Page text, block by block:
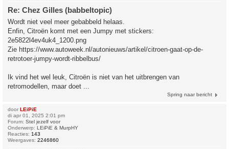
Re: Chez Gilles (babbeltopic)
Wordt niet veel meer gebabbeld helaas.
Enfin, Citroën komt met een Jumpy met stickers:
2e5822l4ev4uk4_1200.png
Zie https://www.autoweek.nl/autonieuws/artikel/citroen-gaat-op-de-
retrotoer-jumpy-wordt-ribbelbus/
Ik vind het wel leuk, Citroën is niet van het uitbrengen van
retromodellen, maar doet ...
Spring naar bericht
door LEiPiE
di apr 01, 2025 2:01 pm
Forum: Stel jezelf voor
Onderwerp: LEiPiE & MurpHY
Reacties: 143
Weergaves: 2246860